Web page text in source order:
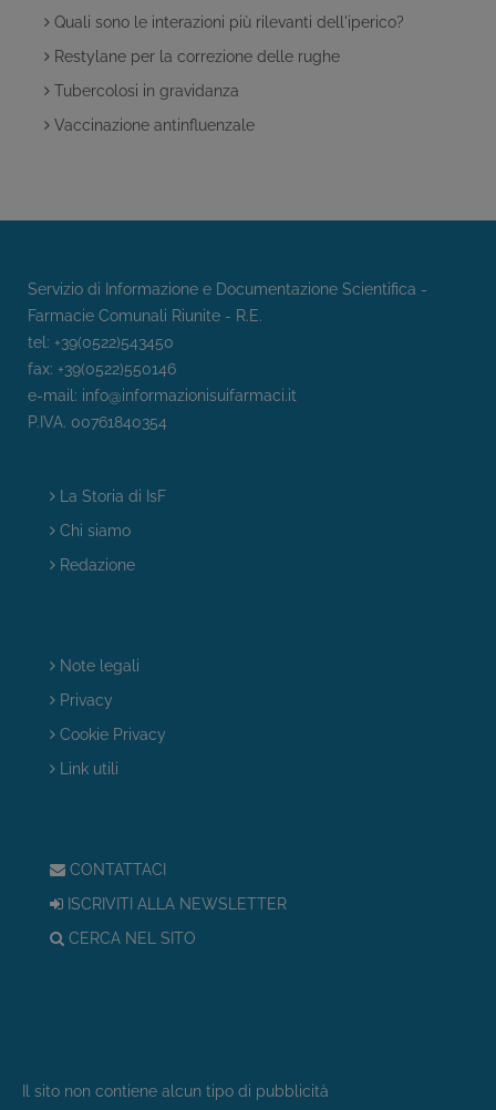
Quali sono le interazioni più rilevanti dell'iperico?
Restylane per la correzione delle rughe
Tubercolosi in gravidanza
Vaccinazione antinfluenzale
Servizio di Informazione e Documentazione Scientifica -
Farmacie Comunali Riunite - R.E.
tel: +39(0522)543450
fax: +39(0522)550146
e-mail: info@informazionisuifarmaci.it
P.IVA. 00761840354
La Storia di IsF
Chi siamo
Redazione
Note legali
Privacy
Cookie Privacy
Link utili
CONTATTACI
ISCRIVITI ALLA NEWSLETTER
CERCA NEL SITO
Il sito non contiene alcun tipo di pubblicità